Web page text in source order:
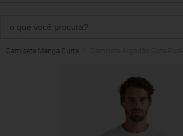
Camiseta Manga Curta